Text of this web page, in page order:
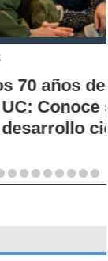
de
y aporte